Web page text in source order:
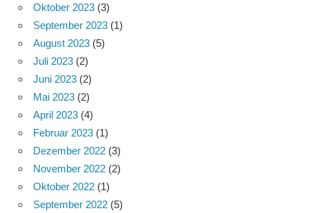
Oktober 2023 (3)
September 2023 (1)
August 2023 (5)
Juli 2023 (2)
Juni 2023 (2)
Mai 2023 (2)
April 2023 (4)
Februar 2023 (1)
Dezember 2022 (3)
November 2022 (2)
Oktober 2022 (1)
September 2022 (5)